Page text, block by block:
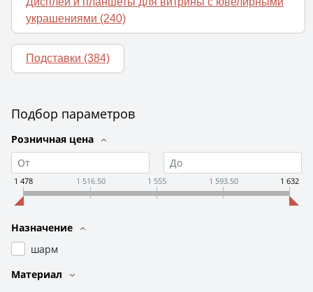
украшениями (240)
Подставки (384)
Подбор параметров
Розничная цена
1 478 1 516.50 1 555 1 593.50 1 632
Назначение
шарм
Материал